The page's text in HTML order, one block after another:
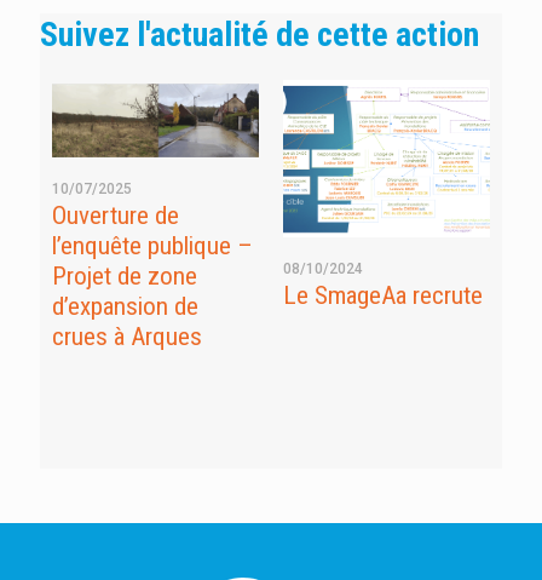
Suivez l'actualité de cette action
10/07/2025
Ouverture de
l’enquête publique –
Projet de zone
d’expansion de
crues à Arques
08/10/2024
Le SmageAa recrute